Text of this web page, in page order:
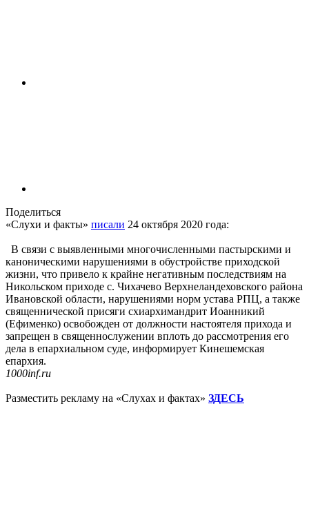
Поделиться
«Слухи и факты» писали 24 октября 2020 года:
В связи с выявленными многочисленными пастырскими и
каноническими нарушениями в обустройстве приходской
жизни, что привело к крайне негативным последствиям на
Никольском приходе с. Чихачево Верхнеландеховского района
Ивановской области, нарушениями норм устава РПЦ, а также
священнической присяги схиархимандрит Иоанникий
(Ефименко) освобожден от должности настоятеля прихода и
запрещен в священнослужении вплоть до рассмотрения его
дела в епархиальном суде, информирует Кинешемская
епархия.
1000inf.ru
Разместить рекламу на «Слухах и фактах» ЗДЕСЬ